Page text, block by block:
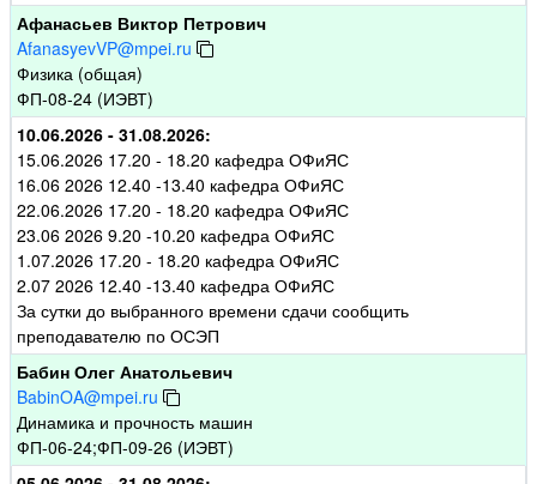
Афанасьев Виктор Петрович
AfanasyevVP@mpei.ru
Физика (общая)
ФП-08-24 (ИЭВТ)
10.06.2026 - 31.08.2026:
15.06.2026 17.20 - 18.20 кафедра ОФиЯС
16.06 2026 12.40 -13.40 кафедра ОФиЯС
22.06.2026 17.20 - 18.20 кафедра ОФиЯС
23.06 2026 9.20 -10.20 кафедра ОФиЯС
1.07.2026 17.20 - 18.20 кафедра ОФиЯС
2.07 2026 12.40 -13.40 кафедра ОФиЯС
За сутки до выбранного времени сдачи сообщить
преподавателю по ОСЭП
Бабин Олег Анатольевич
BabinOA@mpei.ru
Динамика и прочность машин
ФП-06-24;ФП-09-26 (ИЭВТ)